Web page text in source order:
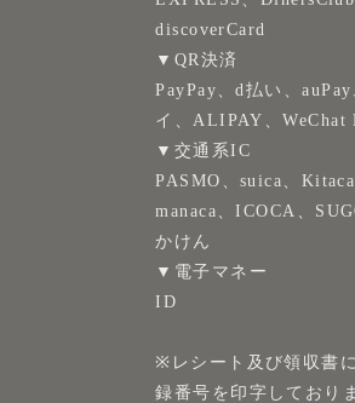
discoverCard
▼QR決済
PayPay、d払い、
イ、ALIPAY、WeChat
▼交通系IC
PASMO、suica、
manaca、ICOCA、
かけん
▼電子マネー
ID
※レシート及び領収書
録番号を印字しており